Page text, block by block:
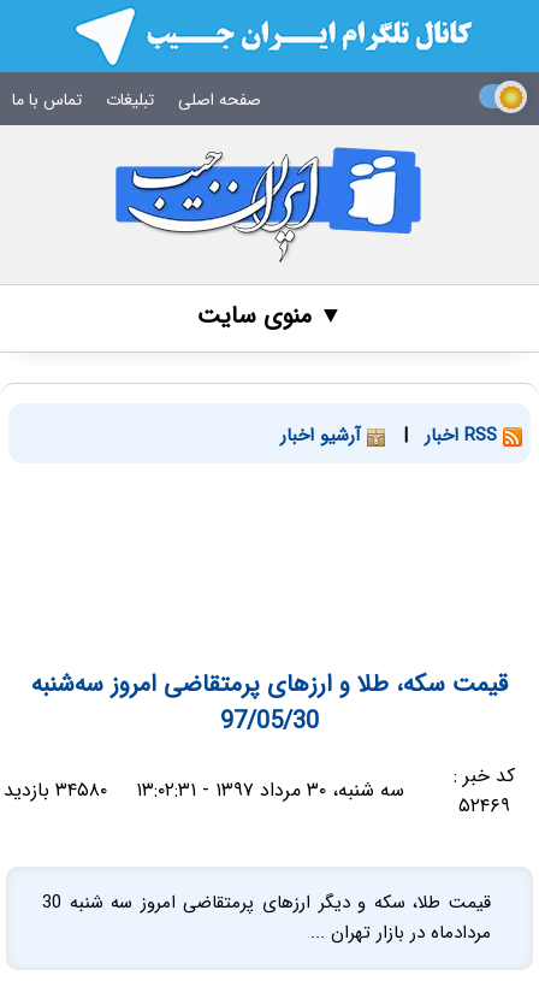
صفحه اصلی تبلیغات تماس با ما
▼ منوی سایت
| آرشیو اخبار
قیمت سکه، طلا و ارزهای پرمتقاضی امروز سه‌شنبه
97/05/30
کد خبر :
۵۲۴۶۹
سه شنبه، ۳۰ مرداد ۱۳۹۷ - ۱۳:۰۲:۳۱ ۳۴۵۸۰ بازدید
قیمت طلا، سکه و دیگر ارزهای پرمتقاضی امروز سه شنبه 30
مردادماه در بازار تهران ...